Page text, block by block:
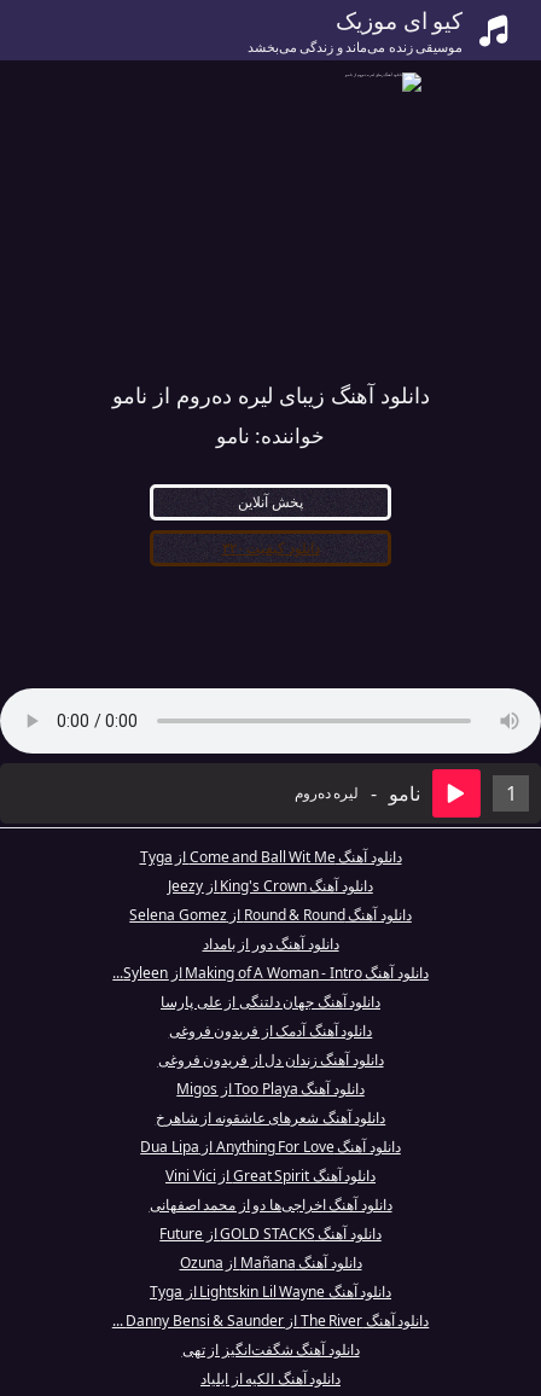
کیو ای موزیک
موسیقی زنده می‌ماند و زندگی می‌بخشد
دانلود آهنگ زیبای لیره دەروم از نامو
خواننده: نامو
پخش آنلاین
دانلود کیفیت ۳۲۰
1 نامو - لیره دەروم
دانلود آهنگ Come and Ball Wit Me از Tyga
دانلود آهنگ King's Crown از Jeezy
دانلود آهنگ Round & Round از Selena Gomez
دانلود آهنگ دور از بامداد
دانلود آهنگ Making of A Woman - Intro از Syleen...
دانلود آهنگ جهان دلتنگی از علی پارسا
دانلود آهنگ آدمک از فریدون فروغی
دانلود آهنگ زندان دل از فریدون فروغی
دانلود آهنگ Too Playa از Migos
دانلود آهنگ شعرهای عاشقونه از شاهرخ
دانلود آهنگ Anything For Love از Dua Lipa
دانلود آهنگ Great Spirit از Vini Vici
دانلود آهنگ اخراجی‌ها دو از محمد اصفهانی
دانلود آهنگ GOLD STACKS از Future
دانلود آهنگ Mañana از Ozuna
دانلود آهنگ Lightskin Lil Wayne از Tyga
دانلود آهنگ The River از Danny Bensi & Saunder ...
دانلود آهنگ شگفت‌انگیز از تهی
دانلود آهنگ الکیه از ایلیاد